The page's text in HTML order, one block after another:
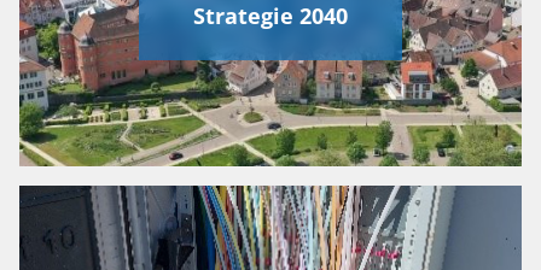
Strategie 2040